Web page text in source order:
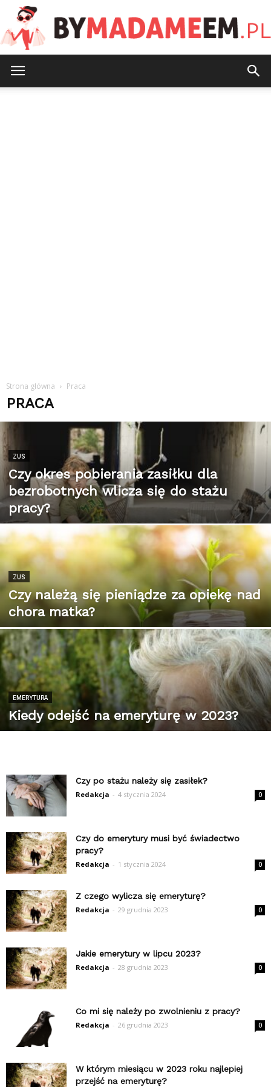
Strona główna Praca
PRACA
ZUS
Czy okres pobierania zasiłku dla
bezrobotnych wlicza się do stażu
pracy?
ZUS
Czy należą się pieniądze za opiekę nad
chora matka?
EMERYTURA
Kiedy odejść na emeryturę w 2023?
Czy po stażu należy się zasiłek?
Redakcja - 4 stycznia 2024 0
Czy do emerytury musi być świadectwo
pracy?
Redakcja - 1 stycznia 2024 0
Z czego wylicza się emeryturę?
Redakcja - 29 grudnia 2023 0
Jakie emerytury w lipcu 2023?
Redakcja - 28 grudnia 2023 0
Co mi się należy po zwolnieniu z pracy?
Redakcja - 26 grudnia 2023 0
W którym miesiącu w 2023 roku najlepiej
przejść na emeryturę?